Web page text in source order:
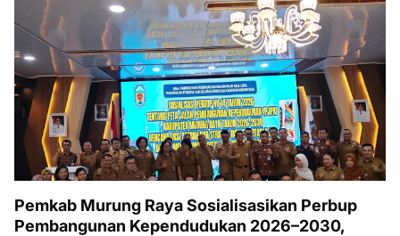
Pemkab Murung Raya Sosialisasikan Perbup
Pembangunan Kependudukan 2026–2030,